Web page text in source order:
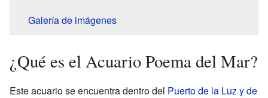
Galería de imágenes
¿Qué es el Acuario Poema del Mar?
Este acuario se encuentra dentro del Puerto de la Luz y de